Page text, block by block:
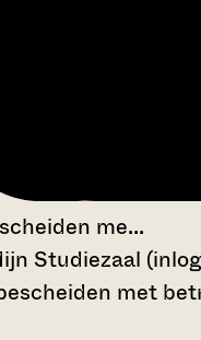
me...
Studiezaal
met